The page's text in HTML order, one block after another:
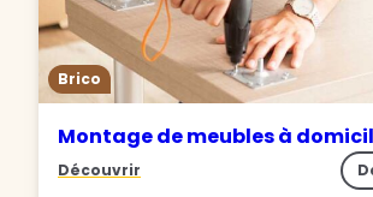
Brico
Montage de meubles à
Découvrir